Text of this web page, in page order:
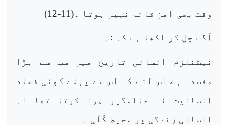
وقت بھی امن قائم نہیں ہوتا ۔(11-12)
آگے چل کر لکھا ہے کہ :۔
نیشنلزم انسانی تاریخ میں سب سے بڑا
مفسدہ ہے اس لئے کہ اس سے پہلے کوئی فساد
انسانیت نہ عالمگیر ہوا کرتا تھا نہ
انسانی زندگی پر محیط کُلّی ۔